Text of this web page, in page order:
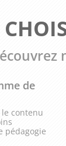
de
contenu
pédagogie